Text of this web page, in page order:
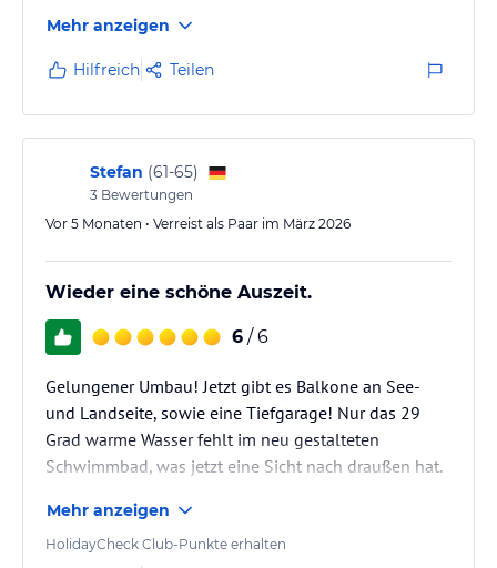
Mehr anzeigen
Hilfreich Teilen
Stefan (61-65)
3 Bewertungen
Vor 5 Monaten • Verreist als Paar im März 2026
Wieder eine schöne Auszeit.
6 / 6
Gelungener Umbau! Jetzt gibt es Balkone an See-
und Landseite, sowie eine Tiefgarage! Nur das 29
Grad warme Wasser fehlt im neu gestalteten
Schwimmbad, was jetzt eine Sicht nach draußen hat.
Personals ist unverändert positiv. Ebenso
hervorzuheben ist das Frühstücksbuffet. Für jeden ist
Mehr anzeigen
HolidayCheck Club-Punkte erhalten